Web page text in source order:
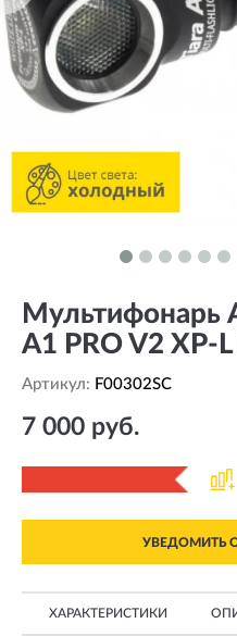
Мультифонарь
A1 PRO V2 XP-
Артикул: F00302SC
7 000 руб.
УВЕДОМИТЬ
ХАРАКТЕРИСТИКИ